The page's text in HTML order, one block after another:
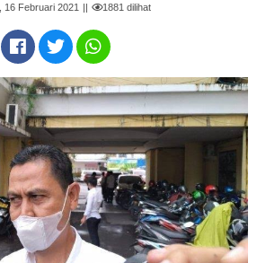
16 Februari 2021 1881 dilihat